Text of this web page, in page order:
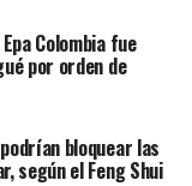
Colombia fue
por orden de
bloquear las
según el Feng Shui